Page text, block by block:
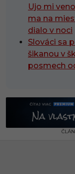
Ujo mi
ma na
dialo v noci
Slováci sa
šikanou v
posmech